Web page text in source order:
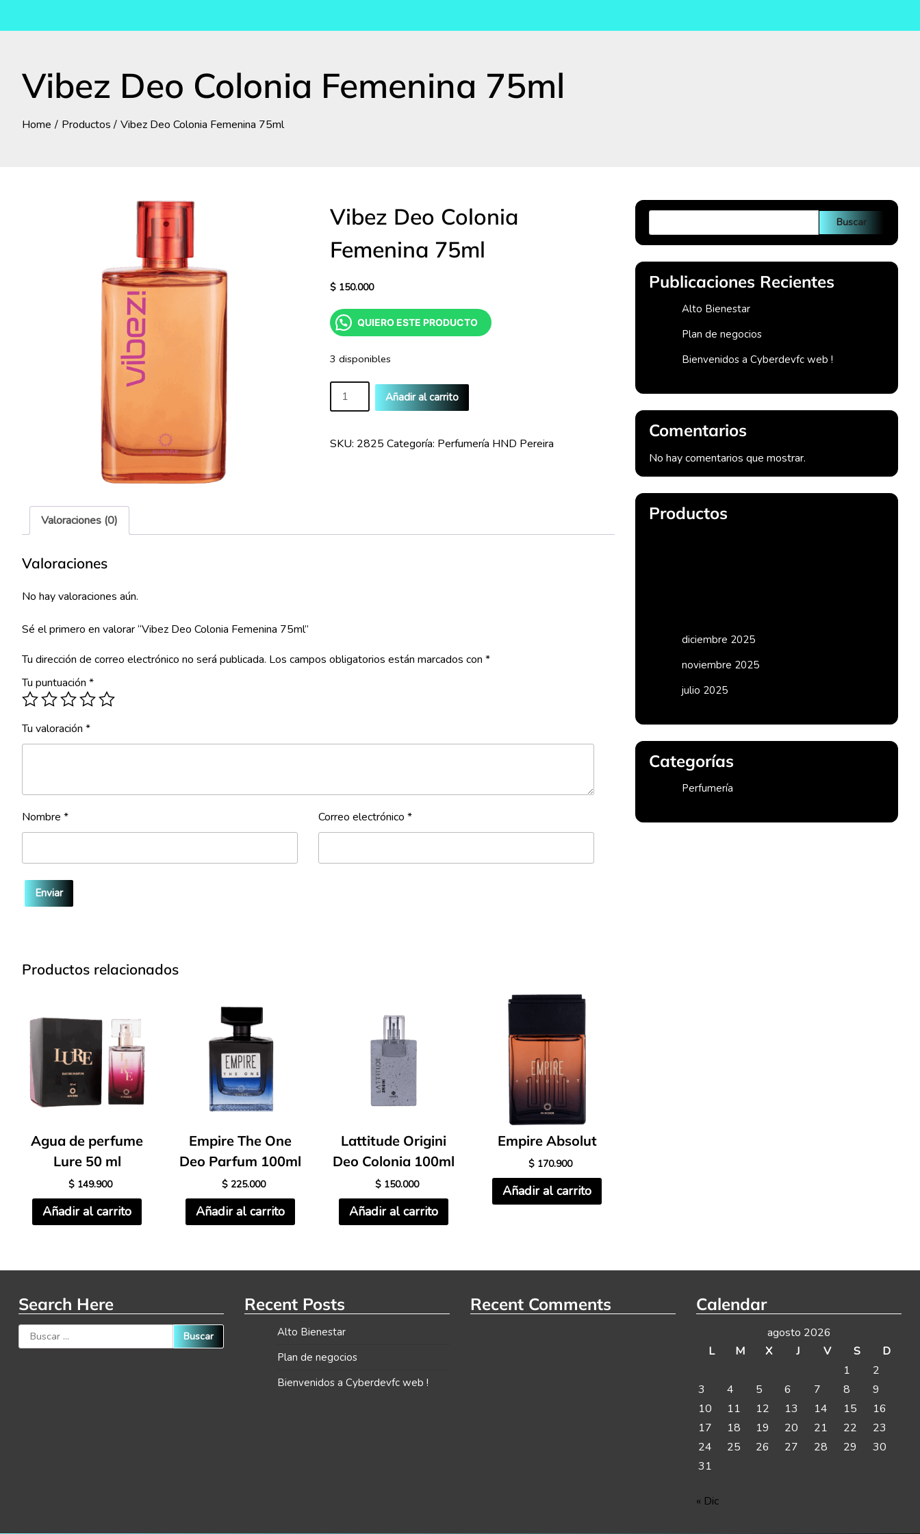
Vibez Deo Colonia Femenina 75ml
Home Productos Vibez Deo Colonia Femenina 75ml
Vibez Deo Colonia
Femenina 75ml
$ 150.000
QUIERO ESTE PRODUCTO
3 disponibles
Vibez
Femenina
Añadir al carrito
SKU: 2825 Categoría: Perfumería HND Pereira
Valoraciones (0)
Valoraciones
No hay valoraciones aún.
Sé el primero en valorar “Vibez Deo Colonia Femenina 75ml”
Tu dirección de correo electrónico no será publicada. Los campos obligatorios están marcados con *
Tu puntuación *
Tu valoración *
Nombre * Correo electrónico *
Productos relacionados
Agua de perfume
Lure 50 ml
$ 149.900
Añadir al carrito
Empire The One
Deo Parfum 100ml
$ 225.000
Añadir al carrito
Lattitude Origini
Deo Colonia 100ml
$ 150.000
Añadir al carrito
Empire Absolut
$ 170.900
Añadir al carrito
Buscar
Publicaciones Recientes
Alto Bienestar
Plan de negocios
Bienvenidos a Cyberdevfc web !
Comentarios
No hay comentarios que mostrar.
Productos
diciembre 2025
noviembre 2025
julio 2025
Categorías
Perfumería
Search Here
Buscar:
Recent Posts
Alto Bienestar
Plan de negocios
Bienvenidos a Cyberdevfc web !
Recent Comments Calendar
agosto 2026
L
M X J V S
D
1
2
3
4 5 6 7 8
9
10
11 12 13 14 15
16
17
18 19 20 21 22
23
24
25 26 27 28 29
30
31
« Dic